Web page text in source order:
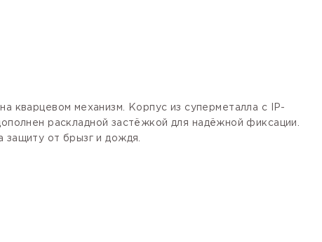
кварцевом механизм. Корпус из суперметалла с
IP-
раскладной застёжкой для надёжной фиксации.
защиту от брызг и дождя.